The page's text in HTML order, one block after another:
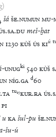
šáŠE.NUMUNMU-
.SA.DU meš-ḫat
1230KÙŠÚSKIú
-UNUGki 540KÙŠ
NÍG.GA d60
.TA tu₁₅KUR.RAÚS.
PI
uKAšul-puŠE.
-šu-ú